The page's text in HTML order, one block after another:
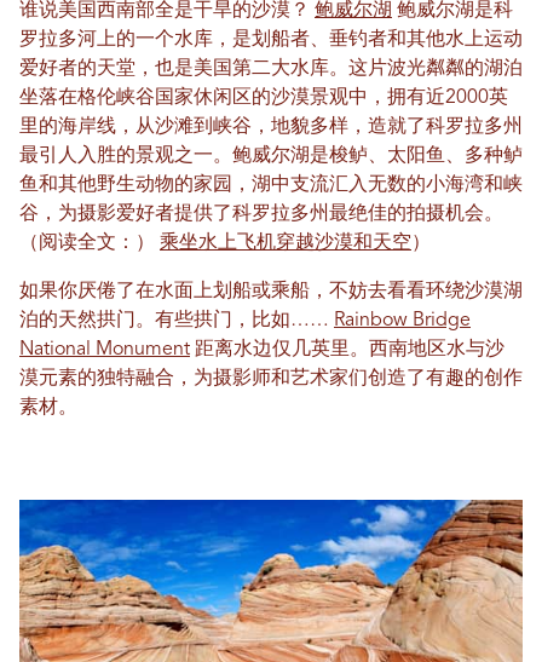
谁说美国西南部全是干旱的沙漠？ 鲍威尔湖 鲍威尔湖是科
罗拉多河上的一个水库，是划船者、垂钓者和其他水上运动
爱好者的天堂，也是美国第二大水库。这片波光粼粼的湖泊
坐落在格伦峡谷国家休闲区的沙漠景观中，拥有近2000英
里的海岸线，从沙滩到峡谷，地貌多样，造就了科罗拉多州
最引人入胜的景观之一。鲍威尔湖是梭鲈、太阳鱼、多种鲈
鱼和其他野生动物的家园，湖中支流汇入无数的小海湾和峡
谷，为摄影爱好者提供了科罗拉多州最绝佳的拍摄机会。
（阅读全文：） 乘坐水上飞机穿越沙漠和天空 ）
如果你厌倦了在水面上划船或乘船，不妨去看看环绕沙漠湖
泊的天然拱门。有些拱门，比如…… Rainbow Bridge
National Monument 距离水边仅几英里。西南地区水与沙
漠元素的独特融合，为摄影师和艺术家们创造了有趣的创作
素材。